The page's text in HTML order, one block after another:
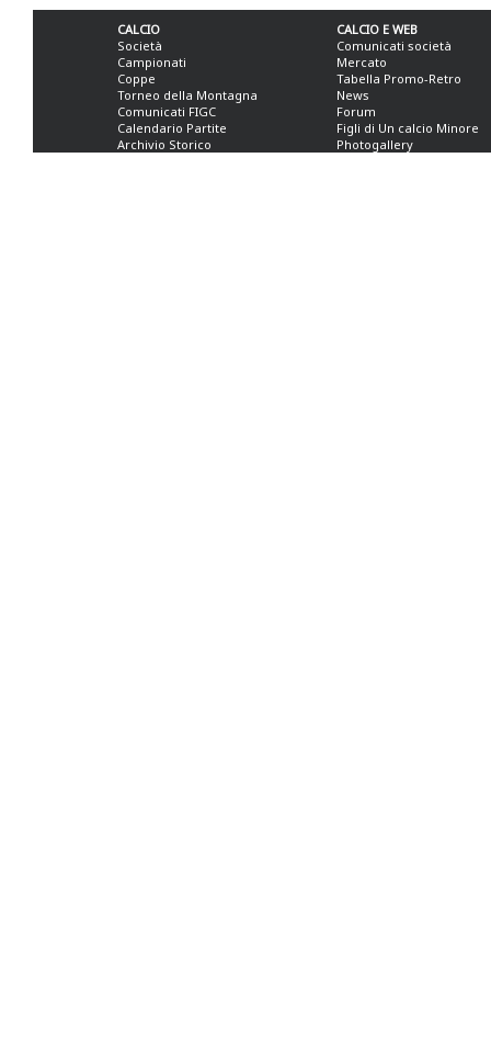
CALCIO
Società
Campionati
Coppe
Torneo della Montagna
Comunicati FIGC
Calendario Partite
Archivio Storico
CALCIO E WEB
Comunicati società
Mercato
Tabella Promo-Retro
News
Forum
Figli di Un calcio Minore
Photogallery